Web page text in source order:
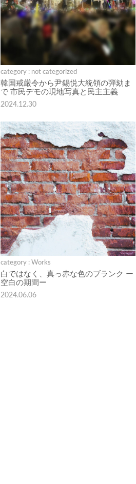
category : not categorized
韓国戒厳令から尹錫悦大統領の弾劾ま
で 市民デモの現地写真と民主主義
2024.12.30
category : Works
白ではなく、真っ赤な色のブランク ー
空白の期間ー
2024.06.06